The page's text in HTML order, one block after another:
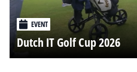
EVENT
Dutch IT Golf Cup 2026